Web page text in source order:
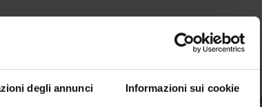
degli annunci Informazioni sui cookie
2014) the Section of Clinical Psychology section